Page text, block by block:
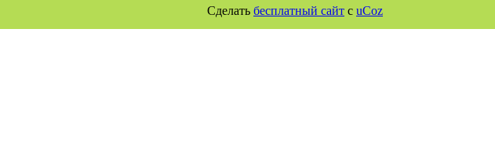
Сделать бесплатный сайт с uCoz